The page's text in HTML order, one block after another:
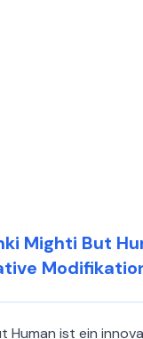
Mighti But
Human ist ein